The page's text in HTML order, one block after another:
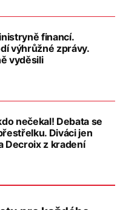
financí.
výhrůžné zprávy.
vyděsili
nečekal! Debata se
Diváci jen
Decroix z kradení